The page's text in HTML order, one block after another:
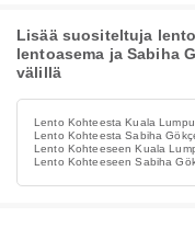
Lisää suositeltuja
lentoasema ja Sabiha
välillä
Lento Kohteesta Kuala
Lento Kohteesta Sabiha
Lento Kohteeseen Kuala
Lento Kohteeseen Sabiha